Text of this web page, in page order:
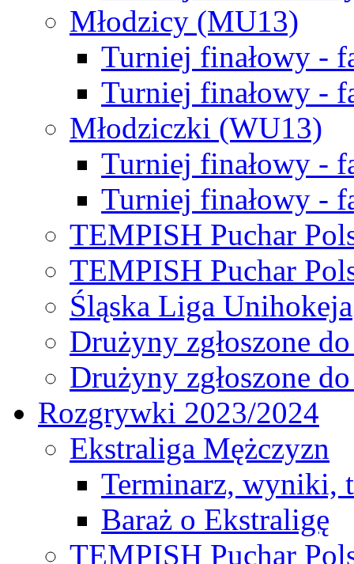
Młodzicy (MU13)
Turniej finałowy -
Turniej finałowy -
Młodziczki (WU13)
Turniej finałowy -
Turniej finałowy -
TEMPISH Puchar
TEMPISH Puchar
Śląska Liga Unihokeja
Drużyny zgłoszone
Drużyny zgłoszone
Rozgrywki 2023/2024
Ekstraliga Mężczyzn
Terminarz, wyniki,
Baraż o Ekstraligę
TEMPISH Puchar